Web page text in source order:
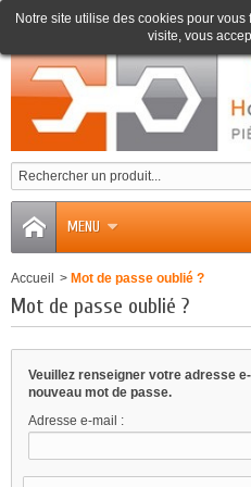
0
MENU
Notre site utilise des cookies pour
visite, vous
Accueil > Mot de passe oublié ?
Mot de passe oublié ?
Veuillez renseigner votre adresse
nouveau mot de passe.
Adresse e-mail :